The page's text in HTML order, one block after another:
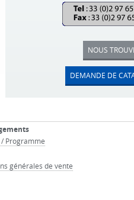
NOUS
DEMANDE DE
Programme
générales de vente